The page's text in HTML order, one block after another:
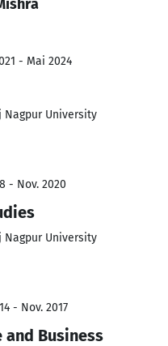
- Mai 2024
Nagpur University
- Nov. 2020
Nagpur University
- Nov. 2017
Business